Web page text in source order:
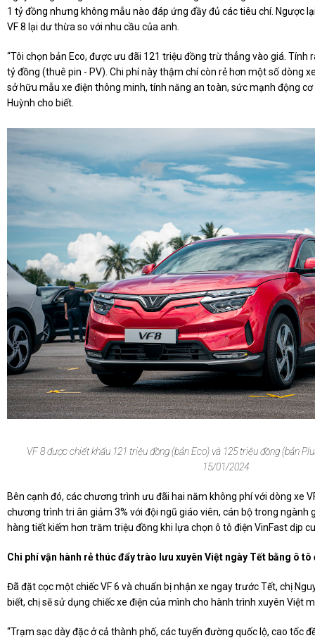
1 tỷ đồng nhưng không mẫu nào đáp ứng đầy đủ các tiêu chí. Ngược
VF 8 lại dư thừa so với nhu cầu của anh.
“Tôi chọn bản Eco, được ưu đãi 121 triệu đồng trừ thẳng vào giá. Tính
tỷ đồng (thuê pin - PV). Chi phí này thậm chí còn rẻ hơn một số dòng
sở hữu mẫu xe điện thông minh, tính năng an toàn, sức mạnh động
Huỳnh cho biết.
VF 8 được chiết khấu 121 triệu đồng (bản Eco) và 125 triệu đồng (bản
15/01/2024
Bên cạnh đó, các chương trình ưu đãi hai năm không phí với dòng xe
chương trình tri ân giảm 3% với đội ngũ giáo viên, cán bộ trong ngành
hàng tiết kiếm hơn trăm triệu đồng khi lựa chọn ô tô điện VinFast dịp
Chi phí vận hành rẻ thúcđẩytrào lưu xuyên Việt ngày Tết bằng ô tô
Đã đặt cọc một chiếc VF 6 và chuẩn bị nhận xe ngay trước Tết, chị
biết, chị sẽ sử dụng chiếc xe điện của mình cho hành trình xuyên Việt
“Trạm sạc dày đặc ở cả thành phố, các tuyến đường quốc lộ, cao tốc